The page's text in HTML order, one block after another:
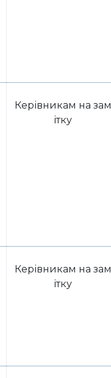
Керівникам на зам
ітку
Керівникам на зам
ітку